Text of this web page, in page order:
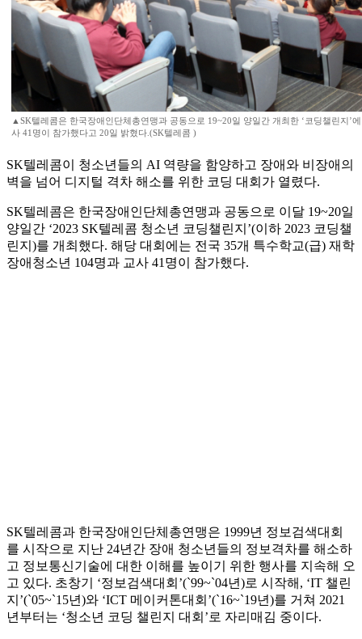
▲SK텔레콤은 한국장애인단체총연맹과 공동으로 19~20일 양일간 개최한 ‘코딩챌린지’
사 41명이 참가했다고 20일 밝혔다.(SK텔레콤 )
SK텔레콤이 청소년들의 AI 역량을 함양하고 장애와 비장애의
벽을 넘어 디지털 격차 해소를 위한 코딩 대회가 열렸다.
SK텔레콤은 한국장애인단체총연맹과 공동으로 이달 19~20일
양일간 ‘2023 SK텔레콤 청소년 코딩챌린지’(이하 2023 코딩챌
린지)를 개최했다. 해당 대회에는 전국 35개 특수학교(급) 재학
장애청소년 104명과 교사 41명이 참가했다.
SK텔레콤과 한국장애인단체총연맹은 1999년 정보검색대회
를 시작으로 지난 24년간 장애 청소년들의 정보격차를 해소하
고 정보통신기술에 대한 이해를 높이기 위한 행사를 지속해 오
고 있다. 초창기 ‘정보검색대회’(`99~`04년)로 시작해, ‘IT 챌린
지’(`05~`15년)와 ‘ICT 메이커톤대회’(`16~`19년)를 거쳐 2021
년부터는 ‘청소년 코딩 챌린지 대회’로 자리매김 중이다.